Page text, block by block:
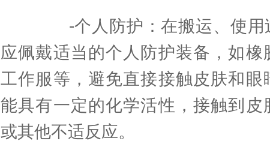
-个人防护：在搬运、使用
应佩戴适当的个人防护装备，如橡
工作服等，避免直接接触皮肤和眼
能具有一定的化学活性，接触到皮
或其他不适反应。